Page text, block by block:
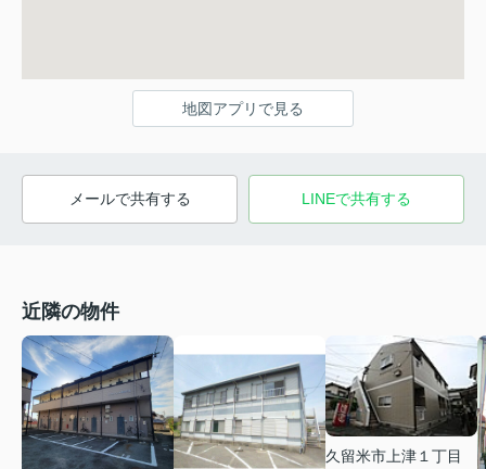
地図アプリで見る
メールで共有する LINEで共有する
近隣の物件
久留米市上津１丁目